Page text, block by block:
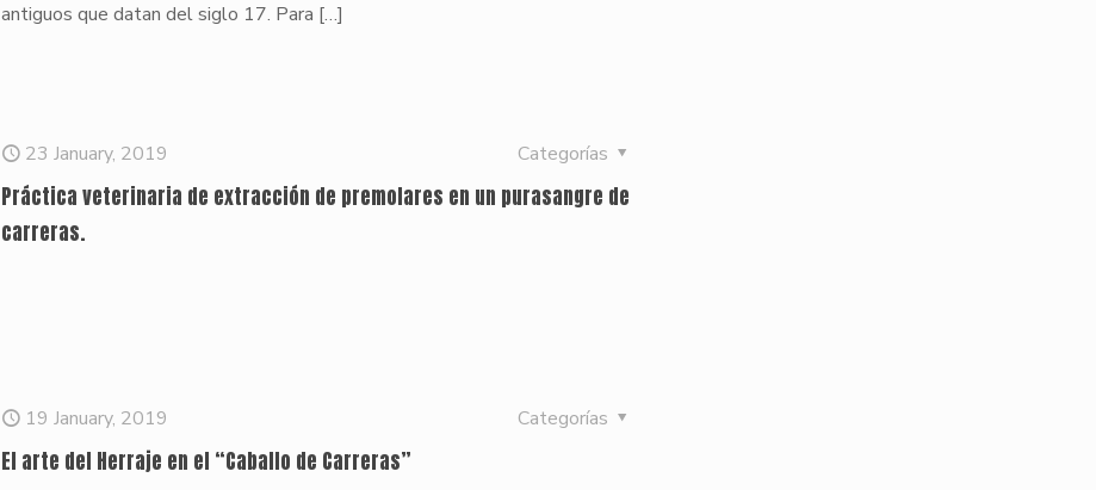
antiguos que datan del siglo 17. Para […]
23 January, 2019 Categorías
Práctica veterinaria de extracción de premolares en un purasangre de
carreras.
19 January, 2019 Categorías
El arte del Herraje en el “Caballo de Carreras”